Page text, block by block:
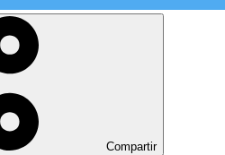
Compartir